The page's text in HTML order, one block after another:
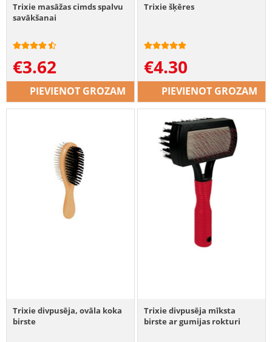
Trixie masāžas cimds spalvu
savākšanai
€3.62
PIEVIENOT GROZAM
Trixie šķēres
€4.30
PIEVIENOT GROZAM
Trixie divpusēja, ovāla koka
birste
Trixie divpusēja mīksta
birste ar gumijas rokturi